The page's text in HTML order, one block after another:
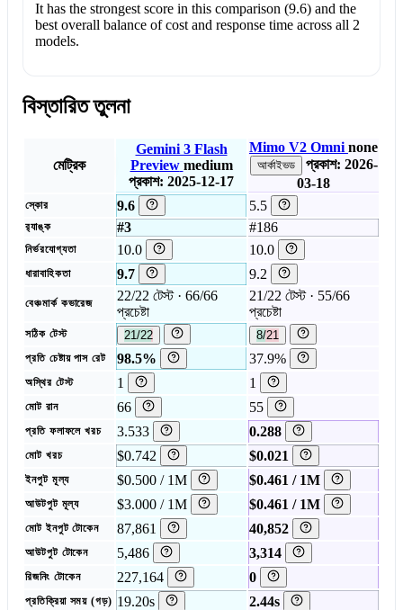
It has the strongest score in this comparison (9.6) and the
best overall balance of cost and response time across all 2
models.
বিস্তারিত তুলনা
মেট্রিক
Gemini 3 Flash
Preview medium
প্রকাশ: 2025-12-17
Mimo V2 Omni none
আর্কাইভড
প্রকাশ: 2026-
03-18
স্কোর 9.6 5.5
র‍্যাঙ্ক #3 #186
নির্ভরযোগ্যতা 10.0 10.0
ধারাবাহিকতা 9.7 9.2
বেঞ্চমার্ক কভারেজ
22/22 টেস্ট · 66/66
প্রচেষ্টা
21/22 টেস্ট · 55/66
প্রচেষ্টা
সঠিক টেস্ট 21/22 8/21
প্রতি চেষ্টায় পাস রেট 98.5% 37.9%
অস্থির টেস্ট 1 1
মোট রান 66 55
প্রতি ফলাফলে খরচ 3.533 0.288
মোট খরচ $0.742 $0.021
ইনপুট মূল্য $0.500 / 1M $0.461 / 1M
আউটপুট মূল্য $3.000 / 1M $0.461 / 1M
মোট ইনপুট টোকেন 87,861 40,852
আউটপুট টোকেন 5,486 3,314
রিজনিং টোকেন 227,164 0
প্রতিক্রিয়া সময় (গড়) 19.20s 2.44s